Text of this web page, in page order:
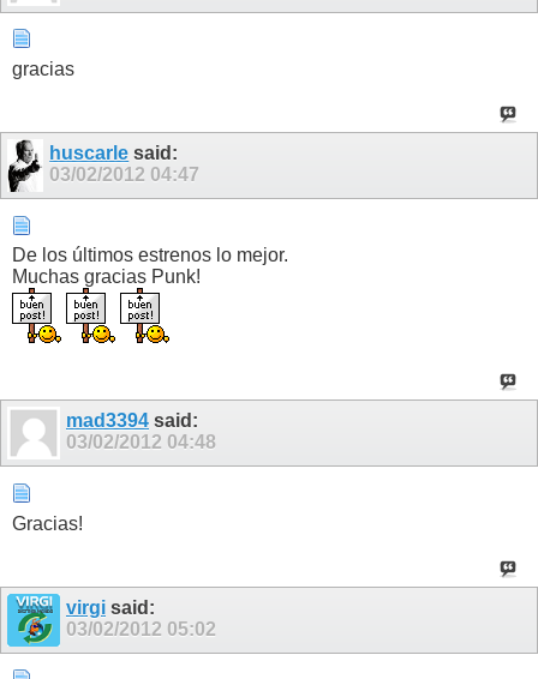
gracias
huscarle said:
03/02/2012 04:47
De los últimos estrenos lo mejor.
Muchas gracias Punk!
mad3394 said:
03/02/2012 04:48
Gracias!
virgi said:
03/02/2012 05:02